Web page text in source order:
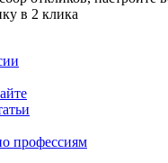
в 2 клика
профессиям